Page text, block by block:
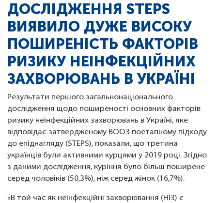
ДОСЛІДЖЕННЯ STEPS
ВИЯВИЛО ДУЖЕ ВИСОКУ
ПОШИРЕНІСТЬ ФАКТОРІВ
РИЗИКУ НЕІНФЕКЦІЙНИХ
ЗАХВОРЮВАНЬ В УКРАЇНІ
Результати першого загальнонаціонального
дослідження щодо поширеності основних факторів
ризику неінфекційних захворювань в Україні, яке
відповідає затвердженому ВООЗ поетапному підходу
до епіднагляду (STEPS), показали, що третина
українців були активними курцями у 2019 році. Згідно
з даними дослідження, куріння було більш поширене
серед чоловіків (50,3%), ніж серед жінок (16,7%).
«В той час як неінфекційні захворювання (НІЗ) є